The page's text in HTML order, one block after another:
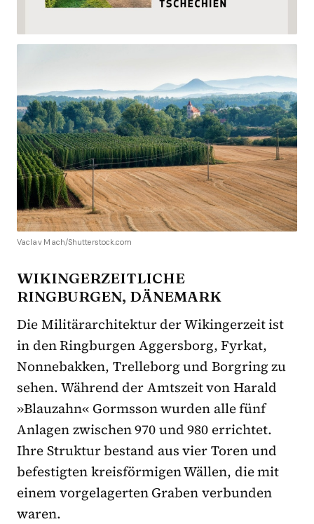
Vaclav Mach/Shutterstock.com
WIKINGERZEITLICHE
RINGBURGEN, DÄNEMARK
Die Militärarchitektur der Wikingerzeit ist
in den Ringburgen Aggersborg, Fyrkat,
Nonnebakken, Trelleborg und Borgring zu
sehen. Während der Amtszeit von Harald
»Blauzahn« Gormsson wurden alle fünf
Anlagen zwischen 970 und 980 errichtet.
Ihre Struktur bestand aus vier Toren und
befestigten kreisförmigen Wällen, die mit
einem vorgelagerten Graben verbunden
waren.